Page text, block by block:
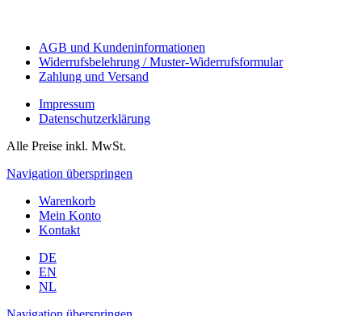
AGB und Kundeninformationen
Widerrufsbelehrung / Muster-Widerrufsformular
Zahlung und Versand
Impressum
Datenschutzerklärung
Alle Preise inkl. MwSt.
Navigation überspringen
Warenkorb
Mein Konto
Kontakt
DE
EN
NL